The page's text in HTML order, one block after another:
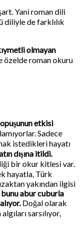
Yani roman dili
diliyle de farklılık
olmayan
özelde roman okuru
etkisi
Sadece
istedikleri hayatı
dışına itildi.
bir okur kitlesi var.
hayatla, Türk
yakından ilgisi
abur cuburla
Doğal olarak
sarsılıyor,